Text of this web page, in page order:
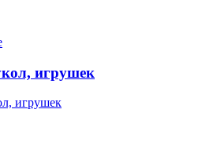
игрушек